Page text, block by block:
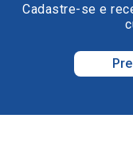
Cadastre-se e